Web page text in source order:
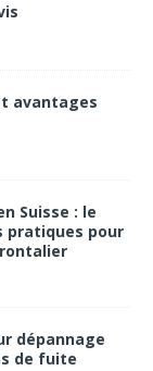
avantages
Suisse : le
pratiques pour
dépannage
de fuite